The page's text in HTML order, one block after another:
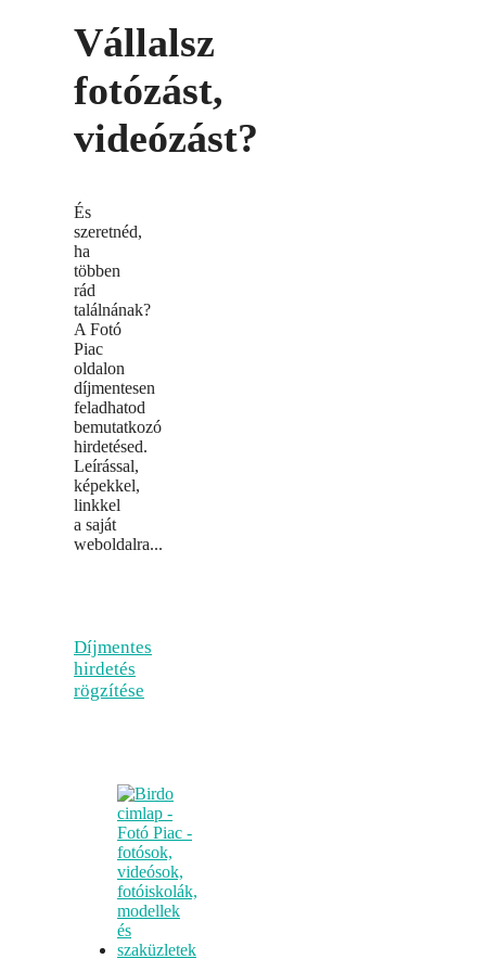
Vállalsz
fotózást,
videózást?
És
szeretnéd,
ha
többen
rád
találnának?
A Fotó
Piac
oldalon
díjmentesen
feladhatod
bemutatkozó
hirdetésed.
Leírással,
képekkel,
linkkel
a saját
weboldalra...
Díjmentes
hirdetés
rögzítése